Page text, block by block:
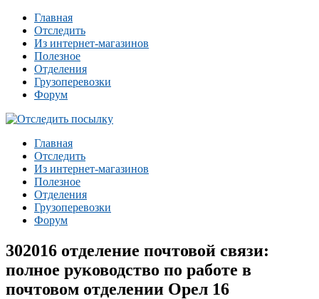
Главная
Отследить
Из интернет-магазинов
Полезное
Отделения
Грузоперевозки
Форум
Главная
Отследить
Из интернет-магазинов
Полезное
Отделения
Грузоперевозки
Форум
302016 отделение почтовой связи:
полное руководство по работе в
почтовом отделении Орел 16